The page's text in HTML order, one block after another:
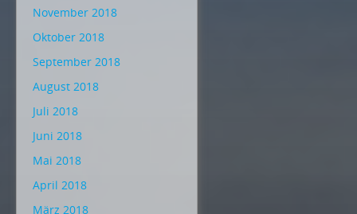
November 2018
Oktober 2018
September 2018
August 2018
Juli 2018
Juni 2018
Mai 2018
April 2018
März 2018